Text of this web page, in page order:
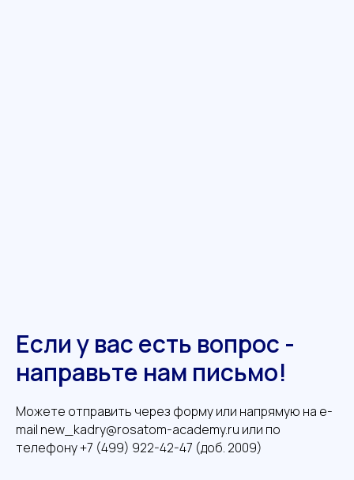
Если у вас есть вопрос -
направьте нам письмо!
Можете отправить через форму или напрямую на e-
mail new_kadry@rosatom-academy.ru или по
телефону +7 (499) 922-42-47 (доб. 2009)